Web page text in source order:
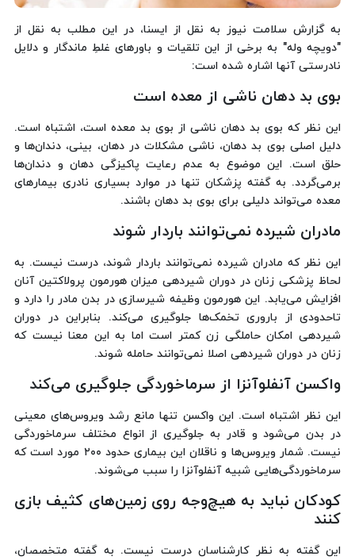
به گزارش سلامت نیوز به نقل از ایسنا، در این‌ مطلب به نقل از
"دویچه وله" به برخی از این تلقیات و باورهای غلطِ ماندگار و دلایل
نادرستی آنها اشاره شده است:
بوی بد دهان ناشی از معده است
این نظر که بوی بد دهان ناشی از بوی بد معده است، اشتباه است.
دلیل اصلی بوی بد دهان، ناشی مشکلات در دهان، بینی، دندان‌ها و
حلق است. این موضوع به عدم رعایت پاکیزگی دهان و دندان‌ها
برمی‌گردد. به گفته پزشکان تنها در موارد بسیاری نادری بیمارهای
معده می‌تواند دلیلی برای بوی بد دهان باشند.
مادران شیرده نمی‌توانند باردار شوند
این نظر که مادران شیرده نمی‌توانند باردار شوند، درست نیست. به
لحاظ پزشکی زنان در دوران شیردهی میزان هورمون پرولاکتین آنان
افزایش می‌یابد. این هورمون وظیفه شیرسازی در بدن مادر را دارد و
تاحدودی از باروری تخمک‌ها جلوگیری می‌کند. بنابراین در دوران
شیردهی امکان حاملگی زن کمتر است اما به این معنا نیست که
زنان در دوران شیردهی اصلا نمی‌توانند حامله شوند.
واکسن آنفلوآنزا از سرماخوردگی جلوگیری می‌کند
این نظر اشتباه است. این واکسن تنها مانع رشد ویروس‌های معینی
در بدن می‌شود و قادر به جلوگیری از انواع مختلف سرماخوردگی
نیست. شمار ویروس‌ها و ناقلان این بیماری حدود ۲۰۰ مورد است که
سرماخوردگی‌هایی شبیه آنفلوآنزا را سبب می‌شوند.
کودکان نباید به هیچ‌وجه روی زمین‌های کثیف بازی
کنند
این گفته به نظر کارشناسان درست نیست. به گفته متخصصان،